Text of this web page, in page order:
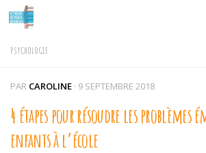
Skip to content
PSYCHOLOGIE
PAR CAROLINE · 9 SEPTEMBRE 2018
4 étapes pour résoudre les problèmes
enfants à l’école